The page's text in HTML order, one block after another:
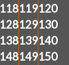
118119120
128129130
138139140
148149150